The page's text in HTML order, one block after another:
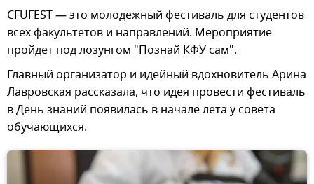
СFUFEST — это молодежный фестиваль для студентов
всех факультетов и направлений. Мероприятие
пройдет под лозунгом "Познай КФУ сам".
Главный организатор и идейный вдохновитель Арина
Лавровская рассказала, что идея провести фестиваль
в День знаний появилась в начале лета у совета
обучающихся.